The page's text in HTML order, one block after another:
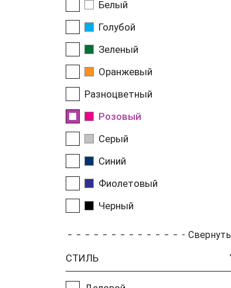
Белый
Голубой
Зеленый
Оранжевый
Разноцветный
Розовый
Серый
Синий
Фиолетовый
Черный
Свернуть
СТИЛЬ